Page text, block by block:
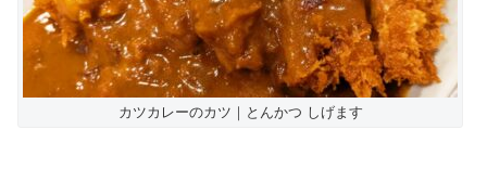
カツカレーのカツ｜とんかつ しげます